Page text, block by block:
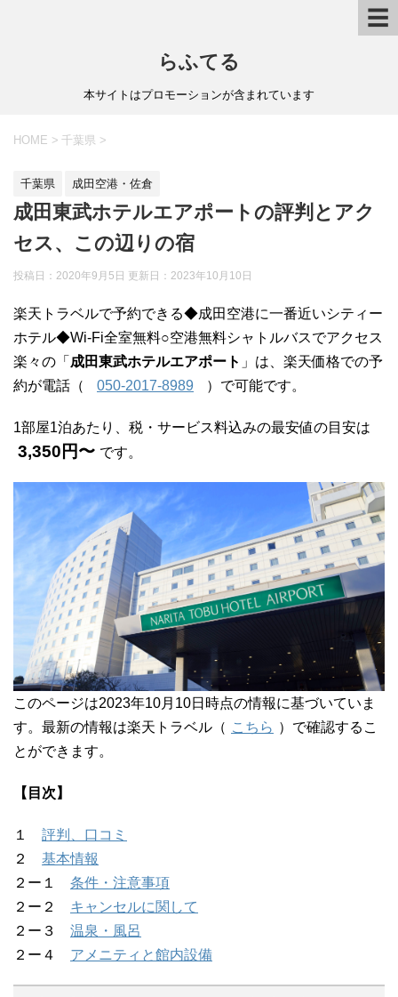
☰
らふてる
本サイトはプロモーションが含まれています
HOME > 千葉県 >
千葉県 成田空港・佐倉
成田東武ホテルエアポートの評判とアク
セス、この辺りの宿
投稿日：2020年9月5日 更新日： 2023年10月10日
楽天トラベルで予約できる◆成田空港に一番近いシティー
ホテル◆Wi-Fi全室無料○空港無料シャトルバスでアクセス
楽々の「 成田東武ホテルエアポート 」は、楽天価格での予
約が電話（
050-2017-8989 ）で可能です。
1部屋1泊あたり、税・サービス料込みの最安値の目安は
3,350円〜 です。
このページは2023年10月10日時点の情報に基づいていま
す。最新の情報は楽天トラベル（ こちら ）で確認するこ
とができます。
【目次】
１ 評判、口コミ
２ 基本情報
２ー１ 条件・注意事項
２ー２ キャンセルに関して
２ー３ 温泉・風呂
２ー４ アメニティと館内設備